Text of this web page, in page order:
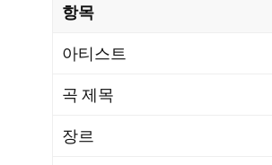
항목
아티스트
곡 제목
장르